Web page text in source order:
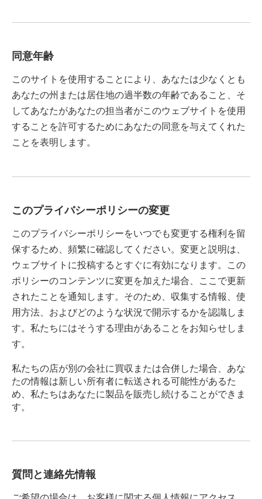
同意年齢
このサイトを使用することにより、あなたは少なくとも
あなたの州または居住地の過半数の年齢であること、そ
してあなたがあなたの担当者がこのウェブサイトを使用
することを許可するためにあなたの同意を与えてくれた
ことを表明します。
このプライバシーポリシーの変更
このプライバシーポリシーをいつでも変更する権利を留
保するため、頻繁に確認してください。変更と説明は、
ウェブサイトに投稿するとすぐに有効になります。この
ポリシーのコンテンツに変更を加えた場合、ここで更新
されたことを通知します。そのため、収集する情報、使
用方法、およびどのような状況で開示するかを認識しま
す。私たちにはそうする理由があることをお知らせしま
す。
私たちの店が別の会社に買収または合併した場合、あな
たの情報は新しい所有者に転送される可能性があるた
め、私たちはあなたに製品を販売し続けることができま
す。
質問と連絡先情報